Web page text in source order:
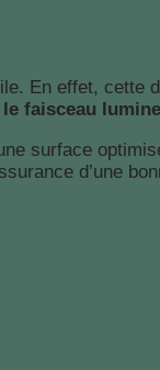
En effet, cette
faisceau
surface
d’une